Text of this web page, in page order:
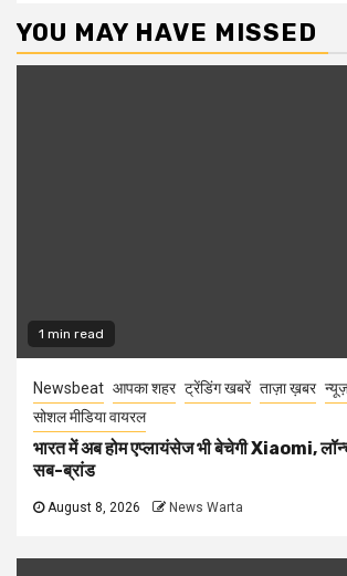
YOU MAY HAVE MISSED
1 min read
Newsbeat आपका शहर ट्रेंडिंग खबरें ताज़ा ख़बर
सोशल मीडिया वायरल
भारत में अब होम एप्लायंसेज भी बेचेगी Xiaomi,
सब-ब्रांड
August 8, 2026 News Warta